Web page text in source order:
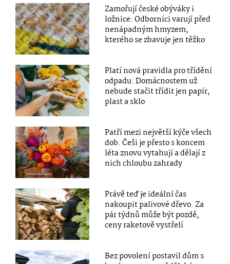
Zamořují české obýváky i
ložnice: Odborníci varují před
nenápadným hmyzem,
kterého se zbavuje jen těžko
Platí nová pravidla pro třídění
odpadu: Domácnostem už
nebude stačit třídit jen papír,
plast a sklo
Patří mezi největší kýče všech
dob. Češi je přesto s koncem
léta znovu vytahují a dělají z
nich chloubu zahrady
Právě teď je ideální čas
nakoupit palivové dřevo. Za
pár týdnů může být pozdě,
ceny raketově vystřelí
Bez povolení postavil dům s